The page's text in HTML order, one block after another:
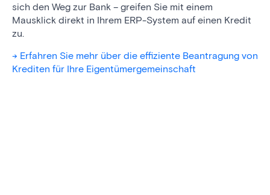
sich den Weg zur Bank – greifen Sie mit einem
Mausklick direkt in Ihrem ERP-System auf einen Kredit
zu.
-> Erfahren Sie mehr über die effiziente Beantragung von
Krediten für Ihre Eigentümergemeinschaft